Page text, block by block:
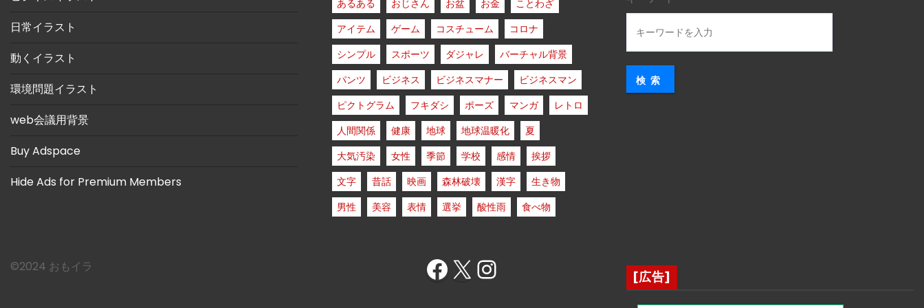
日常イラスト
動くイラスト
環境問題イラスト
web会議用背景
Buy Adspace
Hide Ads for Premium Members
あるある おじさん お盆 お金
ことわざ
アイテム
ゲーム コスチューム
コロナ
シンプル
スポーツ ダジャレ
バーチャル背景
パンツ
ビジネス ビジネスマナー
ビジネスマン
ピクトグラム
フキダシ ポーズ マンガ
レトロ
人間関係
健康 地球 地球温暖化
夏
大気汚染
女性 季節 学校 感情
挨拶
文字
昔話 映画 森林破壊 漢字
生き物
男性
美容 表情 選挙 酸性雨 食べ物
検索
©︎2024 おもイラ Facebook X Instagram [広告]